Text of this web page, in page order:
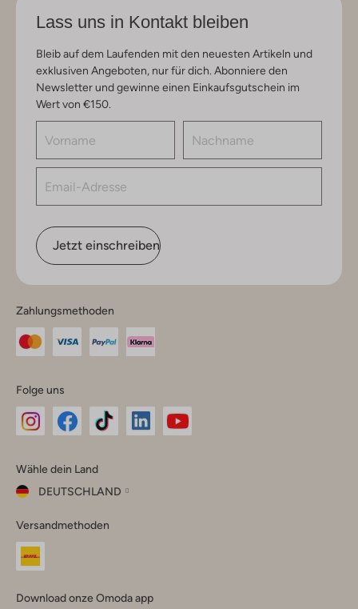
Lass uns in Kontakt bleiben
Bleib auf dem Laufenden mit den neuesten Artikeln und
exklusiven Angeboten, nur für dich. Abonniere den
Newsletter und gewinne einen Einkaufsgutschein im
Wert von €150.
Jetzt einschreiben
Zahlungsmethoden
Folge uns
Instagram
Facebook
TikTok
Wähle dein Land
DEUTSCHLAND
dein
Land
Versandmethoden
Download onze Omoda app